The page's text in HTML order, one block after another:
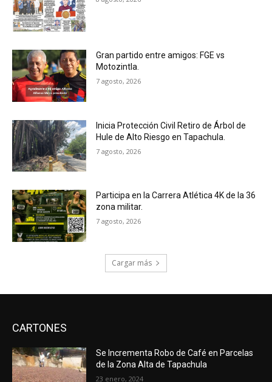
Gran partido entre amigos: FGE vs
Motozintla.
7 agosto, 2026
Inicia Protección Civil Retiro de Árbol de
Hule de Alto Riesgo en Tapachula.
7 agosto, 2026
Participa en la Carrera Atlética 4K de la 36
zona militar.
7 agosto, 2026
Cargar más
CARTONES
Se Incrementa Robo de Café en Parcelas
de la Zona Alta de Tapachula
23 enero, 2024